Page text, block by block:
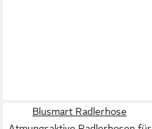
Blusmart Radlerhose